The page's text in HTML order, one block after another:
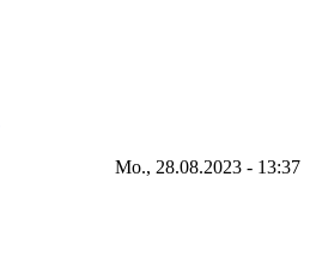
Mo., 28.08.2023 - 13:37